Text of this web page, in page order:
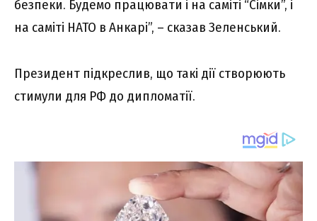
безпеки. Будемо працювати і на саміті “Сімки”, і
на саміті НАТО в Анкарі”, – сказав Зеленський.
Президент підкреслив, що такі дії створюють
стимули для РФ до дипломатії.